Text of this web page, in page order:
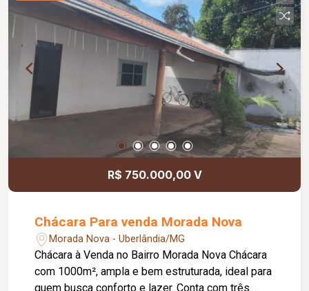
R$ 750.000,00 V
Chácara Para venda Morada Nova
Morada Nova - Uberlândia/MG
Chácara à Venda no Bairro Morada Nova Chácara
com 1000m², ampla e bem estruturada, ideal para
quem busca conforto e lazer. Conta com três